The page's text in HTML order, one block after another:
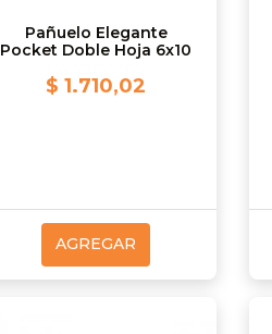
Pañuelo Elegante
Pocket Doble Hoja 6x10
$ 1.710,02
AGREGAR